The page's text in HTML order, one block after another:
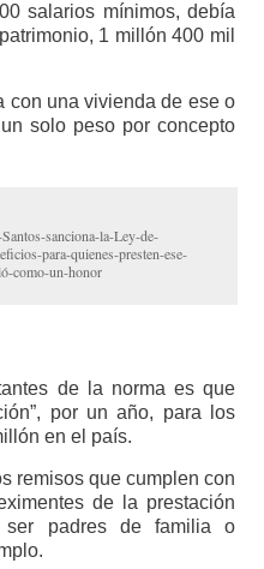
salarios mínimos, debía
1 millón 400 mil
con una vivienda de ese o
solo peso por concepto
sanciona-la-Ley-de-
para-quienes-presten-ese-
como-un-honor
de la norma es que
por un año, para los
en el país.
remisos que cumplen con
de la prestación
ser padres de familia o